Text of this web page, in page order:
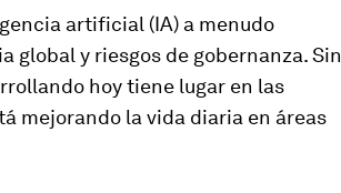
artificial (IA) a menudo
global y riesgos de gobernanza. Sin
hoy tiene lugar en las
mejorando la vida diaria en áreas